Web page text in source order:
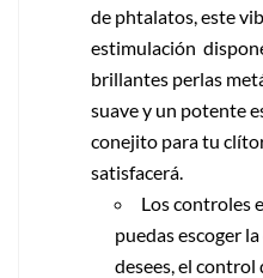
de phtalatos, este
estimulación
brillantes perlas
suave y un potente
conejito para tu
satisfacerá.
Los controles
puedas escoger
desees, el control